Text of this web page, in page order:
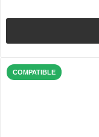
COMPATIBLE